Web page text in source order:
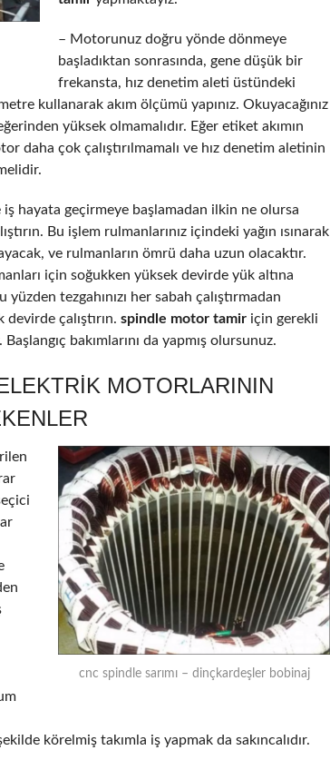
– Motorunuz doğru yönde dönmeye
başladıktan sonrasında, gene düşük bir
frekansta, hız denetim aleti üstündeki
kullanarak akım ölçümü yapınız. Okuyacağınız
yüksek olmamalıdır. Eğer etiket akımın
daha çok çalıştırılmamalı ve hız denetim aletinin
hayata geçirmeye başlamadan ilkin ne olursa
Bu işlem rulmanlarınız içindeki yağın ısınarak
ve rulmanların ömrü daha uzun olacaktır.
için soğukken yüksek devirde yük altına
tezgahınızı her sabah çalıştırmadan
çalıştırın. spindle motor tamir için gerekli
bakımlarını da yapmış olursunuz.
MOTORLARININ
cnc spindle sarımı – dinçkardeşler bobinaj
körelmiş takımla iş yapmak da sakıncalıdır.